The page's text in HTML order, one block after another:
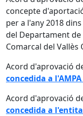
concepte
per a l'any 2018
del Departament de
Comarcal del Vallès
Acord d'aprovació
concedida a
Acord d'aprovació
concedida a